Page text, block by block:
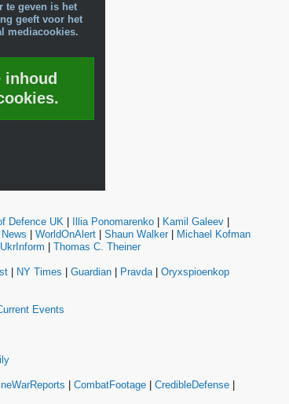
te geven is het
geeft voor het
mediacookies.
inhoud
Defence UK Illia Ponomarenko Kamil Galeev
WorldOnAlert Shaun Walker|
Michael Kofman
UkrInform Thomas C. Theiner
NY Times Guardian Pravda| Oryxspioenkop
Events
CombatFootage CredibleDefense